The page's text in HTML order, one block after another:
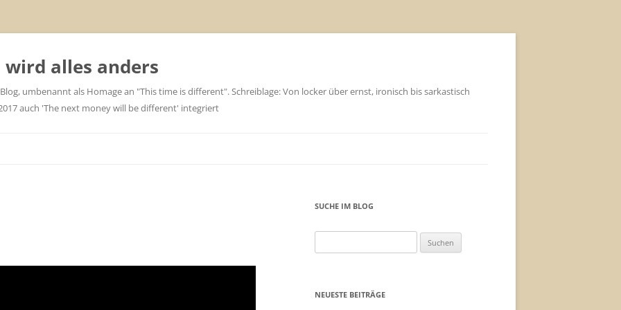
wird alles anders
umbenannt als Homage an "This time is different". Schreiblage: Von locker über ernst, ironisch bis sarkastisch
auch 'The next money will be different' integriert
SUCHE IM BLOG
nach:
NEUESTE BEITRÄGE